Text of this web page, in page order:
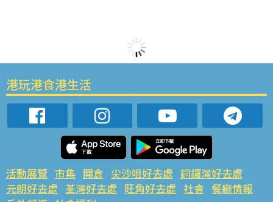
港玩港食港生活
活動展覽 市集 開倉 尖沙咀好去處 銅鑼灣好去處
元朗好去處 荃灣好去處 旺角好去處 社會 餐廳情報